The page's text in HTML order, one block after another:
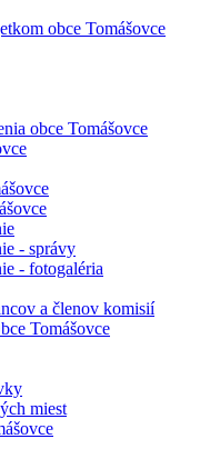
obce Tomášovce
obce Tomášovce
- správy
- fotogaléria
a členov komisií
Tomášovce
miest